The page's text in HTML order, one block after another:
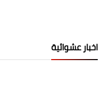
اخبار عشوائية